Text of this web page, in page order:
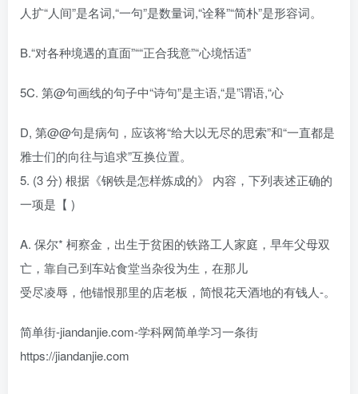
人扩“人间”是名词,“一句”是数量词,“诠释”“简朴”是形容词。
B.“对各种境遇的直面”““正合我意”“心境恬适”
5C. 第@句画线的句子中“诗句”是主语,“是”谓语,“心
D, 第@@句是病句，应该将“给大以无尽的思索”和“一直都是
雅士们的向往与追求”互换位置。
5. (3 分) 根据《钢铁是怎样炼成的》 内容，下列表述正确的
一项是【 )
A. 保尔* 柯察金，出生于贫困的铁路工人家庭，早年父母双
亡，靠自己到车站食堂当杂役为生，在那儿
受尽凌辱，他锚恨那里的店老板，简恨花天酒地的有钱人-。
简单街-jiandanjie.com-学科网简单学习一条街
https://jiandanjie.com